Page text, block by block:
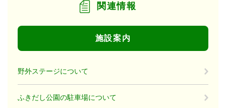
関連情報
施設案内
野外ステージについて
ふきだし公園の駐車場について